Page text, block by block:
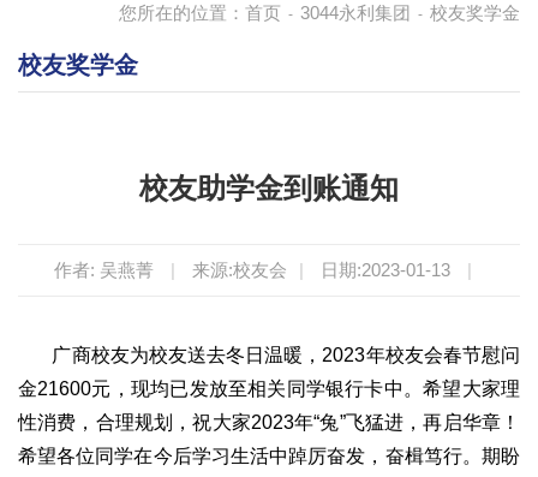
您所在的位置： 首页 - 3044永利集团 - 校友奖学金
校友奖学金
校友助学金到账通知
作者: 吴燕菁 | 来源:校友会 | 日期:2023-01-13 |
广商校友为校友送去冬日温暖，2023年校友会春节慰问
金21600元，现均已发放至相关同学银行卡中。希望大家理
性消费，合理规划，祝大家2023年“兔”飞猛进，再启华章！
希望各位同学在今后学习生活中踔厉奋发，奋楫笃行。期盼